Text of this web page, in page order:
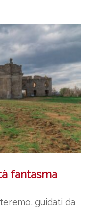
fantasma
guidati da